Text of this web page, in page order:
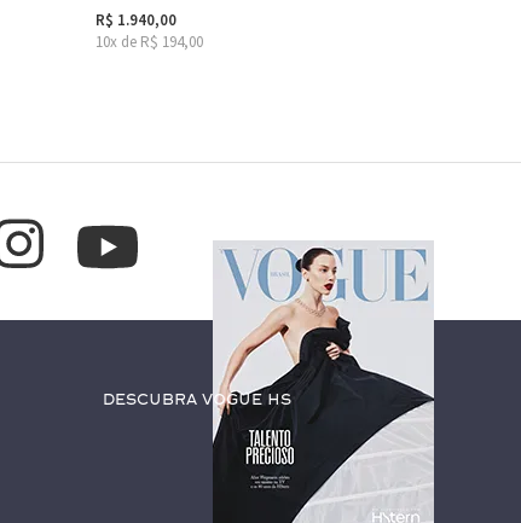
R$ 1.940,00
10x de R$ 194,00
Descubra Vogue HS